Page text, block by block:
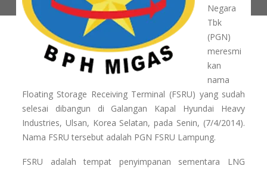
Negara
Tbk
(PGN)
meresmi
kan
nama
Floating Storage Receiving Terminal (FSRU) yang sudah
selesai dibangun di Galangan Kapal Hyundai Heavy
Industries, Ulsan, Korea Selatan, pada Senin, (7/4/2014).
Nama FSRU tersebut adalah PGN FSRU Lampung.
FSRU adalah tempat penyimpanan sementara LNG